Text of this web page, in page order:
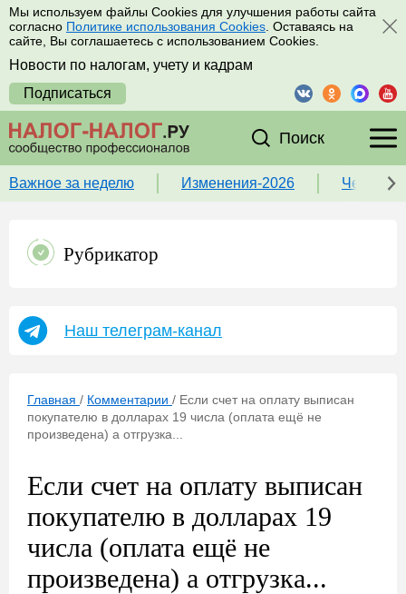
Мы используем файлы Cookies для улучшения работы сайта
согласно Политике использования Cookies . Оставаясь на
сайте, Вы соглашаетесь с использованием Cookies.
Новости по налогам, учету и кадрам
Подписаться
Поиск
Важное за неделю Изменения-2026 Чек-
Рубрикатор
Наш телеграм-канал
Главная / Комментарии / Если счет на оплату выписан
покупателю в долларах 19 числа (оплата ещё не
произведена) а отгрузка...
Если счет на оплату выписан
покупателю в долларах 19
числа (оплата ещё не
произведена) а отгрузка...